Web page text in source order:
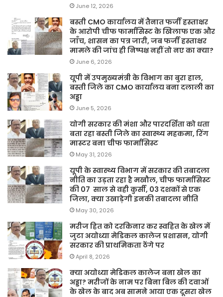
June 12, 2026
बस्ती CMO कार्यालय में तैनात फर्जी हस्ताक्षर
के आरोपी चीफ फार्मासिस्ट के खिलाफ एक और
जाँच, शासन का पत्र जारी, जब फर्जी हस्ताक्षर
मामले की जांच ही निष्पक्ष नहीं तो नए का क्या?
June 6, 2026
यूपी में उपमुख्यमंत्री के विभाग का बुरा हाल,
बस्ती जिले का CMO कार्यालय बना दलाली का
अड्डा
June 5, 2026
योगी सरकार की मंशा और पारदर्शिता को धता
बता रहा बस्ती जिले का स्वास्थ्य महकमा, रिंग
मास्टर बना चीफ फार्मासिस्ट
May 31, 2026
यूपी के स्वास्थ्य विभाग में सरकार की तबादला
नीति का उड़ता रहा है मखौल, चीफ फार्मासिस्ट
की 07 साल से वही कुर्सी, 03 दशकों से एक
जिला, क्या उखाड़ेगी इनकी तबादला नीति
May 30, 2026
मरीज हित को दरकिनार कर स्वहित के खेल में
जुटा अयोध्या मेडिकल कालेज प्रशासन, योगी
सरकार की प्राथमिकता ठेंगे पर
April 8, 2026
क्या अयोध्या मेडिकल कालेज बना खेल का
अड्डा? मरीजों के नाम पर बिना बिल की दवाओं
के खेल के बाद अब सामने आया एक दूसरा खेल